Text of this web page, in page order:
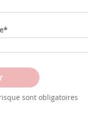
*
sont obligatoires